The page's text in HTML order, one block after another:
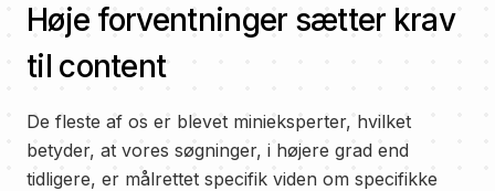
Høje forventninger sætter krav
til content
De fleste af os er blevet minieksperter, hvilket
betyder, at vores søgninger, i højere grad end
tidligere, er målrettet specifik viden om specifikke